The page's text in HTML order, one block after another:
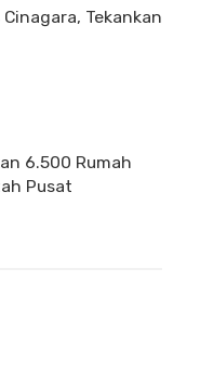
Tekankan
6.500 Rumah
Pusat